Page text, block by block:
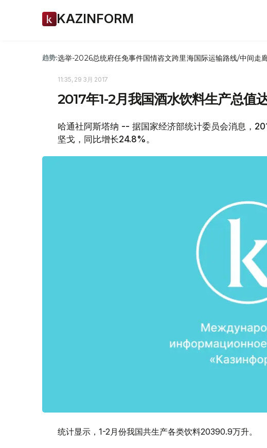
KAZINFORM
趋势:选举-2026总统府任免事件国情咨文跨里海国际运输路线/中间走
11:35, 29 3月 2017
2017年1-2月我国酒水饮料生产总值
哈通社阿斯塔纳 -- 据国家经济部统计委员会消息，
坚戈，同比增长24.8%。
统计显示，1-2月份我国共生产各类饮料20390.9万升。